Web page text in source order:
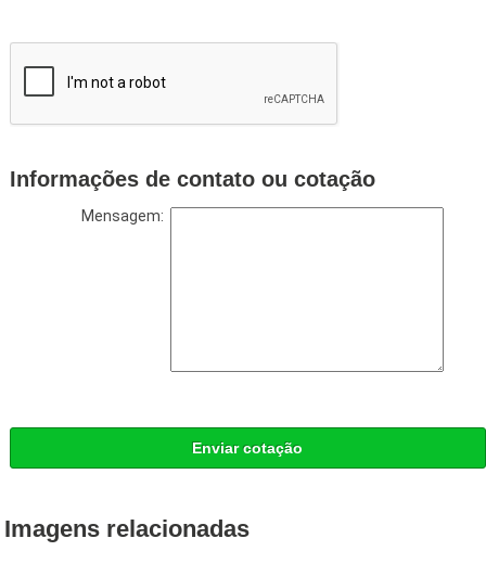
Informações de contato ou cotação
Mensagem:
Enviar cotação
Imagens relacionadas